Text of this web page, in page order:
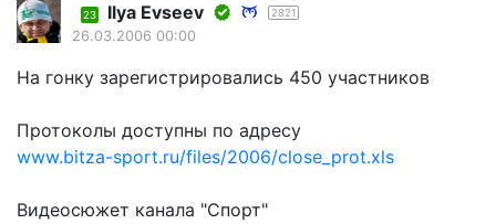
23 Ilyа Еvsееv 2821
26.03.2006 00:00
На гонку зарегистрировались 450 участников
Протоколы доступны по адресу
www.bitza-sport.ru/files/2006/close_prot.xls
Видеосюжет канала "Спорт"